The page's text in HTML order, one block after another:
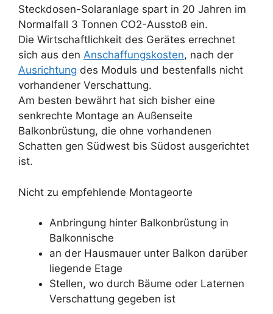
Steckdosen-Solaranlage spart in 20 Jahren im
Normalfall 3 Tonnen CO2-Ausstoß ein.
Die Wirtschaftlichkeit des Gerätes errechnet
sich aus den Anschaffungskosten, nach der
Ausrichtung des Moduls und bestenfalls nicht
vorhandener Verschattung.
Am besten bewährt hat sich bisher eine
senkrechte Montage an Außenseite
Balkonbrüstung, die ohne vorhandenen
Schatten gen Südwest bis Südost ausgerichtet
ist.
Nicht zu empfehlende Montageorte
Anbringung hinter Balkonbrüstung in
Balkonnische
an der Hausmauer unter Balkon darüber
liegende Etage
Stellen, wo durch Bäume oder Laternen
Verschattung gegeben ist